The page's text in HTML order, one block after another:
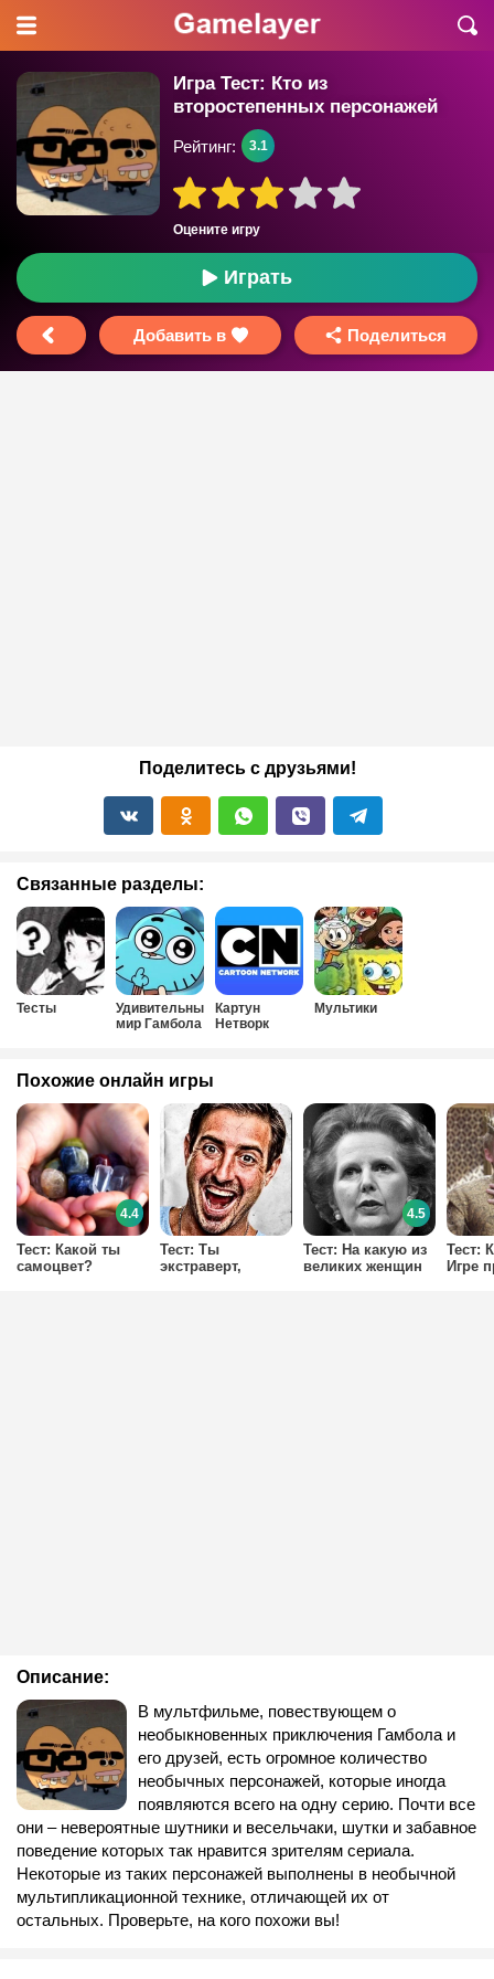
Игра Тест: Кто из
второстепенных персонажей
Гамбола ты?
Оцените игру
Рейтинг: 3.1
Играть
Добавить в Поделиться
Поделитесь с друзьями!
Связанные разделы:
Тесты
Удивительный
мир Гамбола
Картун
Нетворк
Мультики
Описание:
В мультфильме, повествующем о
необыкновенных приключения Гамбола и
его друзей, есть огромное количество
необычных персонажей, которые иногда
появляются всего на одну серию. Почти все
они – невероятные шутники и весельчаки, шутки и забавное
поведение которых так нравится зрителям сериала.
Некоторые из таких персонажей выполнены в необычной
мультипликационной технике, отличающей их от
остальных. Проверьте, на кого похожи вы!
Похожие онлайн игры
Тест: Какой ты
самоцвет?
4.4
Тест: Ты
экстраверт,
Тест: На какую из
великих женщин
4.5
Тест:
Игре